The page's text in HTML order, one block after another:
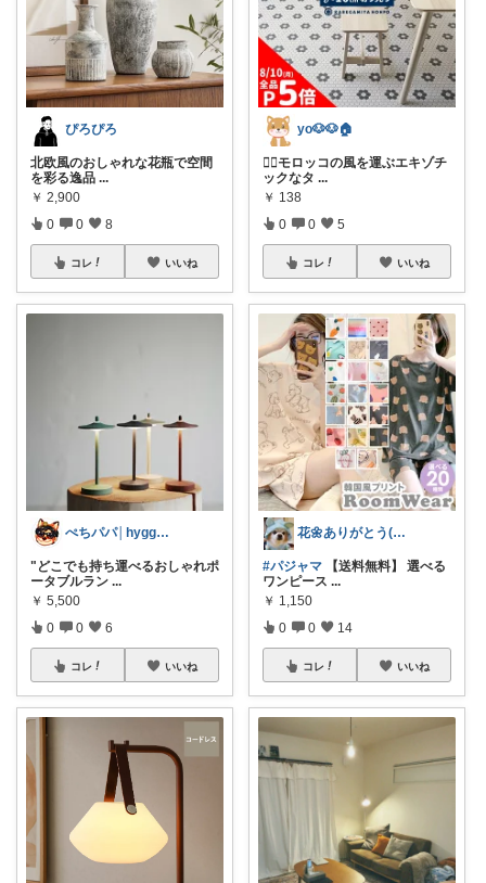
ぴろぴろ
北欧風のおしゃれな花瓶で空間
を彩る逸品 ...
￥ 2,900
0 0 8
コレ いいね
ぺちパパ│hyggeな心意気を大切に🌿
"どこでも持ち運べるおしゃれポ
ータブルラン ...
￥ 5,500
0 0 6
コレ いいね
yo🐶🐶🏠
💁‍♀️モロッコの風を運ぶエキゾチ
ックなタ ...
￥ 138
0 0 5
コレ いいね
花🌼ありがとう(*･ω･)*_ _)ﾍ
#パジャマ 【送料無料】 選べる
ワンピース ...
￥ 1,150
0 0 14
コレ いいね